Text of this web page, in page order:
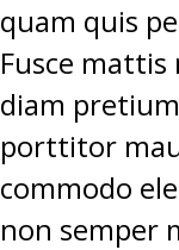
quam quis
Fusce
diam
porttitor
commodo
non semper